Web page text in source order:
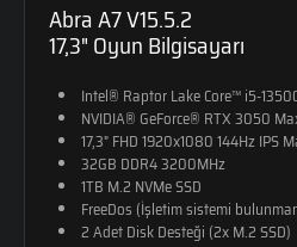
Abra A7 V15.5.2
17,3" Oyun Bilgisayarı
Intel® Raptor Lake Core™ i5-
NVIDIA® GeForce® RTX 3050
17,3" FHD 1920x1080 144Hz IPS
32GB DDR4 3200MHz
1TB M.2 NVMe SSD
FreeDos (İşletim sistemi
2 Adet Disk Desteği (2x M.2 SSD)